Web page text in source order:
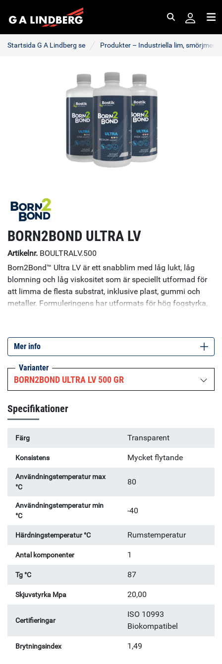
Startsida G A Lindberg se Produkter – Industriella lim,
BORN2BOND ULTRA LV
Artikelnr. BOULTRALV.500
Born2Bond™ Ultra LV är ett snabblim med låg lukt, låg
blomning och låg viskositet som är speciellt utformad för
att limma de flesta substrat, inklusive plast, gummi och
metaller. Formuleringens har utformats för hög fogstyrka,
produkten inte lämnar vita fläckar (blooming). Tillgänglig i
flera viskositeter. Produkten är helt oklassificerad vilket
innebär att den inte kräver härdplastubildning eller
medicinsk kontroll. Användningsområden inkluderar
Mer info
Varianter
BORN2BOND ULTRA LV 500 GR
Specifikationer
Färg Transparent
Konsistens Mycket flytande
Användningstemperatur max
°C
80
Användningstemperatur min
°C
-40
Härdningstemperatur °C Rumstemperatur
Antal komponenter 1
Tg °C 87
Skjuvstyrka Mpa 20,00
Certifieringar
ISO 10993
Biokompatibel
Brytningsindex 1,49